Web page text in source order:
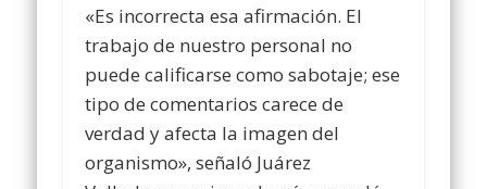
«Es incorrecta esa afirmación. El
trabajo de nuestro personal no
puede calificarse como sabotaje; ese
tipo de comentarios carece de
verdad y afecta la imagen del
organismo», señaló Juárez